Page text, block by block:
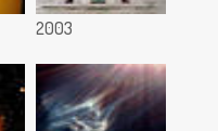
2003